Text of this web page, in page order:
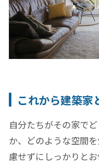
これから建築家
自分たちがその家で
か、どのような空間
慮せずにしっかりと